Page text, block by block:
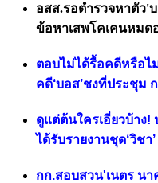
อสส.รอตำรวจหาตัว'
ข้อหาเสพโคเคนหมด
ตอบไม่ได้รื้อคดีหรือไ
คดี‘บอส’ชงที่ประชุม
ดูแต่ต้นใครเอี่ยวบ้าง!
ได้รับรายงานชุด‘วิชา’
กก.สอบสวน'เนตร น